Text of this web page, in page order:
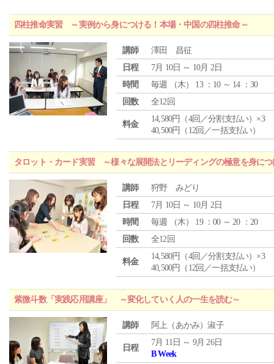
四柱推命実習 ～実例から身につける！本場・中国の四柱推命～
講師
澤田 昌征
日程
7月 10日 ～ 10月 2日
時間
毎週 （木） 13 ：10 ～ 14 ：30
回数
全12回
料金
14,580円（4回／分割支払い）×3
40,500円（12回／一括支払い）
タロット・カード実習 ～様々な展開法とリーディングの極意を身につ
講師
狩野 みどり
日程
7月 10日 ～ 10月 2日
時間
毎週 （木） 19 ：00 ～ 20 ：20
回数
全12回
料金
14,580円（4回／分割支払い）×3
40,500円（12回／一括支払い）
紫微斗数「実践応用講座」 ～変化していく人の一生を読む～
講師 阿上（あかみ）淑子
日程
7月 11日 ～ 9月 26日
B Week